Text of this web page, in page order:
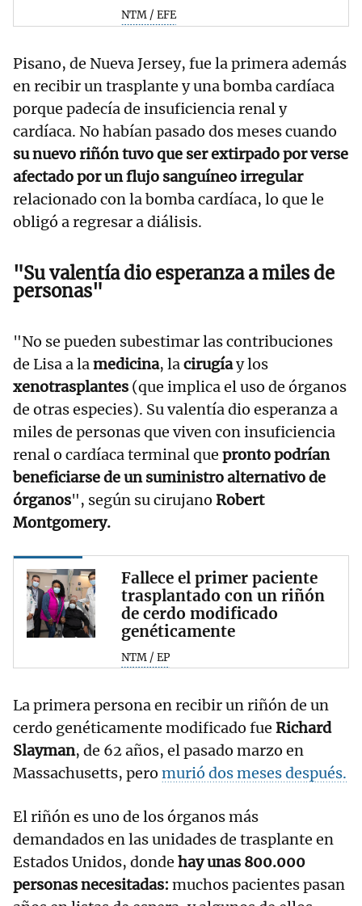
NTM / EFE
Pisano, de Nueva Jersey, fue la primera además
en recibir un trasplante y una bomba cardíaca
porque padecía de insuficiencia renal y
cardíaca. No habían pasado dos meses cuando
su nuevo riñón tuvo que ser extirpado por verse
afectado por un flujo sanguíneo irregular
relacionado con la bomba cardíaca, lo que le
obligó a regresar a diálisis.
"Su valentía dio esperanza a miles de
personas"
"No se pueden subestimar las contribuciones
de Lisa a lamedicina, lacirugíay los
xenotrasplantes (que implica el uso de órganos
de otras especies). Su valentía dio esperanza a
miles de personas que viven con insuficiencia
renal o cardíaca terminal que pronto podrían
beneficiarse de un suministro alternativo de
órganos", según su cirujano Robert
Montgomery.
Fallece el primer paciente
trasplantado con un riñón
de cerdo modificado
genéticamente
NTM / EP
La primera persona en recibir un riñón de un
cerdo genéticamente modificado fue Richard
Slayman, de 62 años, el pasado marzo en
Massachusetts, pero murió dos meses después.
El riñón es uno de los órganos más
demandados en las unidades de trasplante en
Estados Unidos, donde hay unas 800.000
personas necesitadas: muchos pacientes pasan